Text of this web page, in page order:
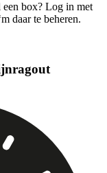
box? Log in met
daar te beheren.